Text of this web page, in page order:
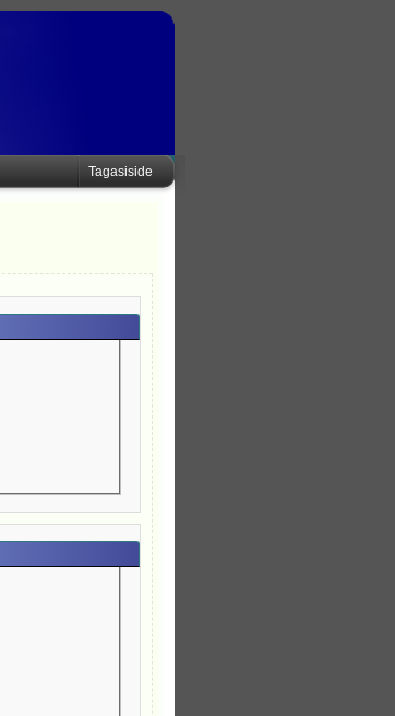
Tagasiside